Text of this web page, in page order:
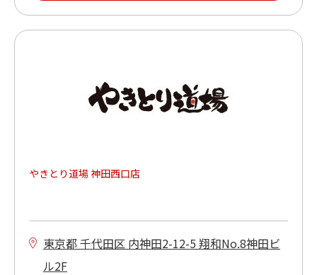
やきとり道場 神田西口店
東京都 千代田区 内神田2-12-5 翔和No.8神田ビ
ル2F